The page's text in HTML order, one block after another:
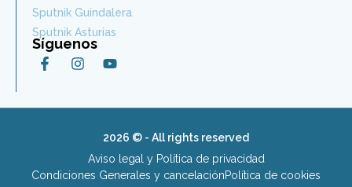
Sputnik Guindalera
Sputnik Asturias
Síguenos
2026 © - All rights reserved
Aviso legal y Política de privacidad
Condiciones Generales y cancelaciónPolítica de cookies